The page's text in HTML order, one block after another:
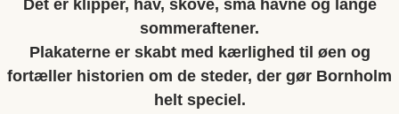
Det er klipper, hav, skove, små havne og lange
sommeraftener.
Plakaterne er skabt med kærlighed til øen og
fortæller historien om de steder, der gør Bornholm
helt speciel.